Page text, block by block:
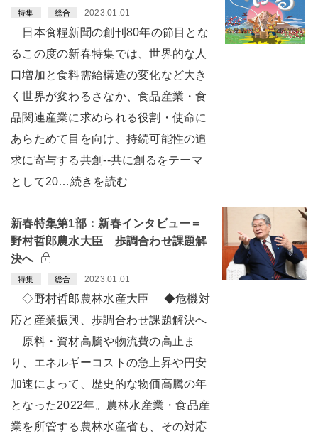
特集 総合 2023.01.01
日本食糧新聞の創刊80年の節目とな
るこの度の新春特集では、世界的な人
口増加と食料需給構造の変化など大き
く世界が変わるさなか、食品産業・食
品関連産業に求められる役割・使命に
あらためて目を向け、持続可能性の追
求に寄与する共創--共に創るをテーマ
として20…続きを読む
新春特集第1部：新春インタビュー＝
野村哲郎農水大臣 歩調合わせ課題解
決へ
特集 総合 2023.01.01
◇野村哲郎農林水産大臣 ◆危機対
応と産業振興、歩調合わせ課題解決へ
原料・資材高騰や物流費の高止ま
り、エネルギーコストの急上昇や円安
加速によって、歴史的な物価高騰の年
となった2022年。農林水産業・食品産
業を所管する農林水産省も、その対応